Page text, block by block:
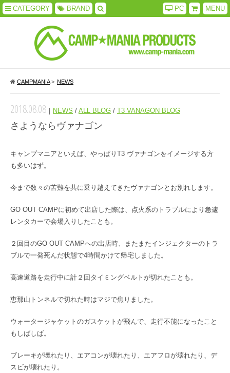
CATEGORY BRAND MENU
PC
CAMPMANIA> NEWS
2018.08.08 ｜ NEWS / ALL BLOG / T3 VANAGON BLOG
さようならヴァナゴン
キャンプマニアといえば、やっぱりT3 ヴァナゴンをイメージする方
も多いはず。
今まで数々の苦難を共に乗り越えてきたヴァナゴンとお別れします。
GO OUT CAMPに初めて出店した際は、点火系のトラブルにより急遽
レンタカーで会場入りしたことも。
２回目のGO OUT CAMPへの出店時、またまたインジェクターのトラ
ブルで一発死んだ状態で4時間かけて帰宅しました。
高速道路を走行中に計２回タイミングベルトが切れたことも。
恵那山トンネルで切れた時はマジで焦りました。
ウォータージャケットのガスケットが飛んで、走行不能になったこと
もしばしば。
ブレーキが壊れたり、エアコンが壊れたり、エアフロが壊れたり、デ
スビが壊れたり。